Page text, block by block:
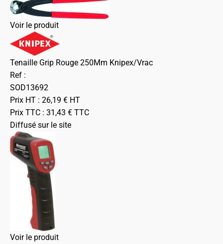
Voir le produit
Tenaille Grip Rouge 250Mm Knipex/Vrac
Ref :
SOD13692
Prix HT : 26,19 € HT
Prix TTC : 31,43 € TTC
Diffusé sur le site
Voir le produit